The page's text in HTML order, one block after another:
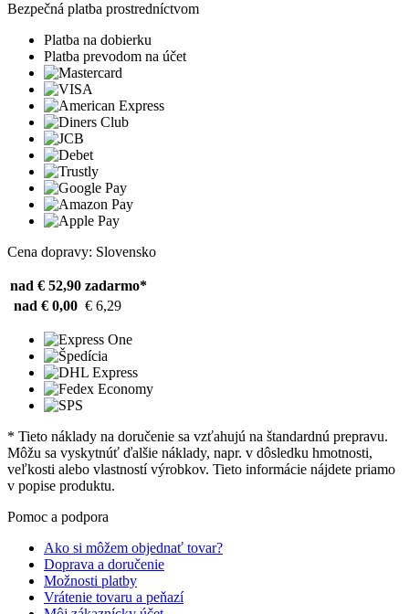
Bezpečná platba prostredníctvom
Platba na dobierku
Platba prevodom na účet
Cena dopravy: Slovensko
nad € 52,90 zadarmo*
nad € 0,00 € 6,29
* Tieto náklady na doručenie sa vzťahujú na štandardnú prepravu.
Môžu sa vyskytnúť ďalšie náklady, napr. v dôsledku hmotnosti,
veľkosti alebo vlastností výrobkov. Tieto informácie nájdete priamo
v popise produktu.
Pomoc a podpora
Ako si môžem objednať tovar?
Doprava a doručenie
Možnosti platby
Vrátenie tovaru a peňazí